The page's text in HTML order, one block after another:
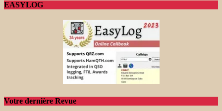
EASYLOG
Votre dernière Revue